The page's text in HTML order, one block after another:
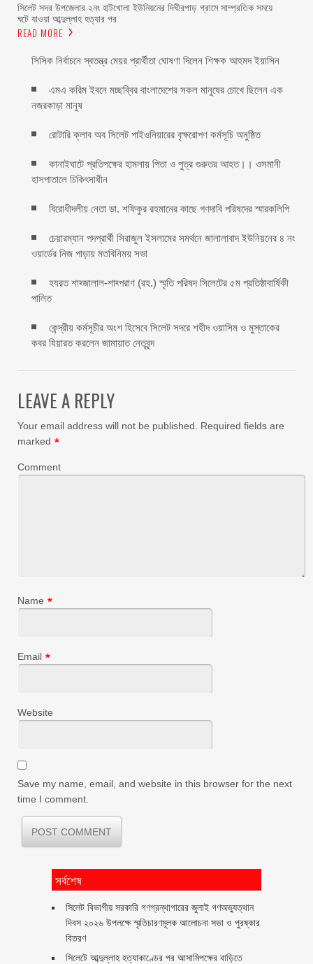
সিলেট সদর উপজেলার ২নং হাটখোলা ইউনিয়নের দিঘীরপাড় গ্রামে সাম্প্রতিক সময়ে
ঘটে যাওয়া আব্দুল্লাহ হত্যার পর
READ MORE
সিসিক নির্বাচনে স্বতন্ত্র মেয়র প্রার্থীতা ঘোষণা দিলেন শিক্ষক আহমদ ইয়াসিন
এমএ করিম ইবনে মচ্ছব্বির বাংলাদেশের সকল মানুষের চোখে ছিলেন এক
নজরকাড়া মানুষ ‎
রোটারি ক্লাব অব সিলেট পাইওনিয়ারের বৃক্ষরোপণ কর্মসূচি অনুষ্ঠিত
কানাইঘাটে প্রতিপক্ষের হামলায় পিতা ও পুত্র গুরুতর আহত।। ওসমানী
হাসপাতালে চিকিৎসাধীন
বিরোধীদলীয় নেতা ডা. শফিকুর রহমানের কাছে গণদাবি পরিষদের স্মারকলিপি ‎
চেয়ারম্যান পদপ্রার্থী সিরাজুল ইসলামের সমর্থনে জালালাবাদ ইউনিয়নের ৪ নং
ওয়ার্ডের নিজ পাড়ায় মতবিনিময় সভা
হযরত শাহ্জালাল-শাহ্পরাণ (রহ.) স্মৃতি পরিষদ সিলেটের ৫ম প্রতিষ্ঠাবার্ষিকী
পালিত ‎​
কেন্দ্রীয় কর্মসূচীর অংশ হিসেবে সিলেট সদরে শহীদ ওয়াসিম ও মুস্তাকের
কবর যিয়ারত করলেন জামায়াত নেতৃবৃন্দ ‎
LEAVE A REPLY
Your email address will not be published.
Required fields are
marked *
Comment
Name *
Email *
Website
Save my name, email, and website in this browser for the next
time I comment.
সর্বশেষ
সিলেট বিভাগীয় সরকারি গণগ্রন্থাগারের জুলাই গণঅভ্যুত্থান
দিবস ২০২৬ উপলক্ষে স্মৃতিচারণমূলক আলোচনা সভা ও পুরষ্কার
বিতরণ ‎ ‎
সিলেটে আব্দুল্লাহ হত্যাকাণ্ডের পর আসামিপক্ষের বাড়িতে